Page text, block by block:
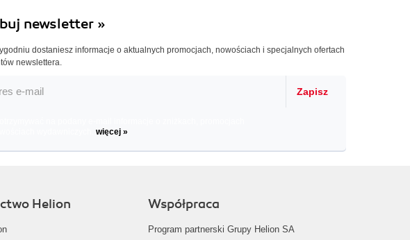
newsletter »
dostaniesz informacje o aktualnych promocjach, nowościach i specjalnych ofertach
newslettera.
Zapisz
więcej »
Helion Współpraca
Program partnerski Grupy Helion SA